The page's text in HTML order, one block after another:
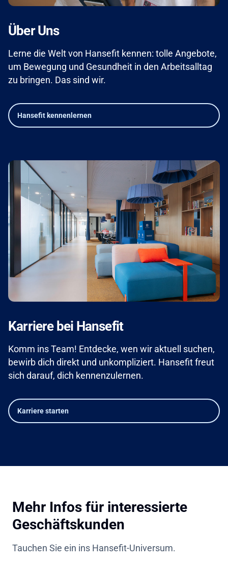
Über Uns
Lerne die Welt von Hansefit kennen: tolle Angebote,
um Bewegung und Gesundheit in den Arbeitsalltag
zu bringen. Das sind wir.
Hansefit kennenlernen
Karriere bei Hansefit
Komm ins Team! Entdecke, wen wir aktuell suchen,
bewirb dich direkt und unkompliziert. Hansefit freut
sich darauf, dich kennenzulernen.
Karriere starten
Mehr Infos für interessierte
Geschäftskunden
Tauchen Sie ein ins Hansefit-Universum.